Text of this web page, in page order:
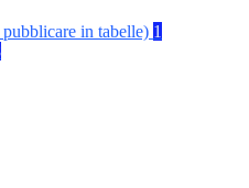
in tabelle) 1